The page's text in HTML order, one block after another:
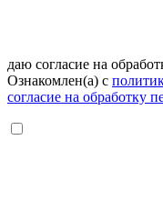
даю согласие на
Ознакомлен(а) с
согласие на обработку